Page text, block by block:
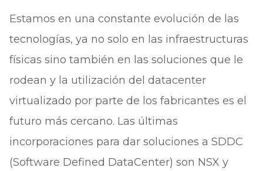
Estamos en una constante evolución de las
tecnologías, ya no solo en las infraestructuras
físicas sino también en las soluciones que le
rodean y la utilización del datacenter
virtualizado por parte de los fabricantes es el
futuro más cercano. Las últimas
incorporaciones para dar soluciones a SDDC
(Software Defined DataCenter) son NSX y